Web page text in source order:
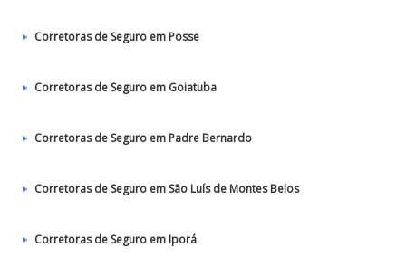
Corretoras de Seguro em Posse
Corretoras de Seguro em Goiatuba
Corretoras de Seguro em Padre Bernardo
Corretoras de Seguro em São Luís de Montes Belos
Corretoras de Seguro em Iporá